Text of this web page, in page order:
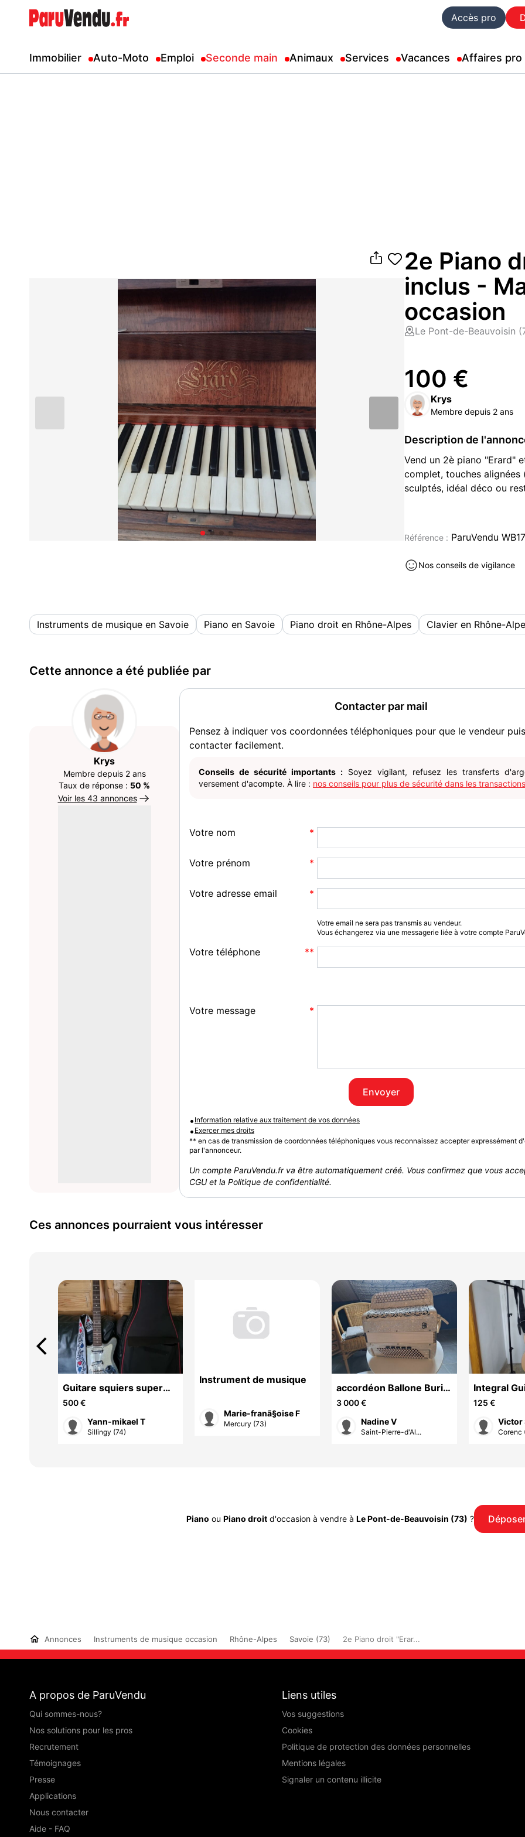
Accès pro
Immobilier Auto-Moto Emploi Seconde main Animaux Services Vacances Affaires pro
2e Piano
inclus -
occasion
Le Pont-de-Beauvoisin
100 €
Krys
Membre depuis 2 ans
Description de
Vend un 2è piano "Erard"
complet, touches alignées
sculptés, idéal déco ou
Piano non accordé, à
Non testé récemment
Vendu en l'état
? Déplacement
100e a débattre.
Instruments de musique
Référence : ParuVendu
Nos conseils de vigilance
Instruments de musique en Savoie Piano en Savoie Piano droit en Rhône-Alpes Clavier en Rhône-
Cette annonce a été publiée par
Krys
Membre depuis 2 ans
Taux de réponse : 50 %
Voir les 43 annonces
Contacter par mail
Pensez à indiquer vos coordonnées téléphoniques pour que le vendeur
contacter facilement.
Conseils de sécurité importants : Soyez vigilant, refusez les transferts
versement d'acompte. À lire : nos conseils pour plus de sécurité dans les
Votre nom
Votre prénom
Votre adresse email
Votre email ne sera pas transmis au vendeur.
Vous échangerez via une messagerie liée à votre compte
Votre téléphone
Votre message
Envoyer
• Information relative aux traitement de vos données
• Exercer mes droits
** en cas de transmission de coordonnées téléphoniques vous reconnaissez accepter expressément
par l'annonceur.
Un compte ParuVendu.fr va être automatiquement créé. Vous confirmez que vous
CGU et la Politique de confidentialité.
Ces annonces pourraient vous intéresser
Guitare squiers super
sonic
500 €
Yann-mikael T
Sillingy (74)
Instrument de musique
Marie-franã§oise F
Mercury (73)
accordéon Ballone Burini
96 basses
3 000 €
Nadine V
Saint-Pierre-d'Al...
Integral
Primera 4/4
125 €
Victor
Corenc
arrow_back_ios
Piano ou Piano droit d'occasion à vendre à Le Pont-de-Beauvoisin (73) ?
Annonces Instruments de musique occasion Rhône-Alpes Savoie (73) 2e Piano droit "Erar...
A propos de ParuVendu
Qui sommes-nous?
Nos solutions pour les pros
Recrutement
Témoignages
Presse
Applications
Nous contacter
Aide - FAQ
Liens utiles
Vos suggestions
Cookies
Politique de protection des données personnelles
Mentions légales
Signaler un contenu illicite